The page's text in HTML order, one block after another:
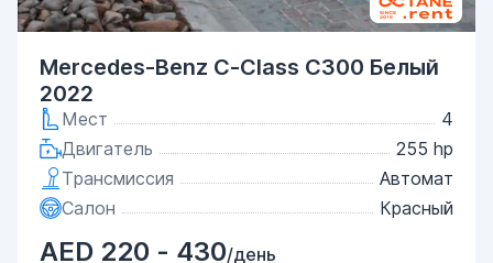
Mercedes-Benz C-Class С300 Белый
2022
Мест
4
Двигатель
255 hp
Трансмиссия
Автомат
Салон
Красный
AED 220 - 430/день